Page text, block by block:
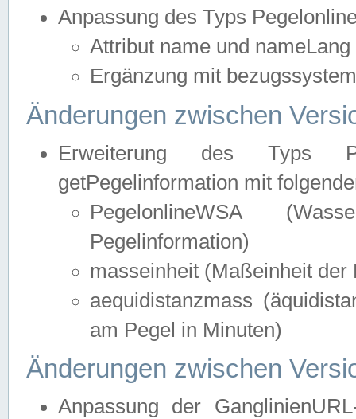
Anpassung des Typs
Attribut name und
Ergänzung mit
Änderungen zwischen
Erweiterung des Typs
getPegelinformation mit
PegelonlineWSA
Pegelinformation)
masseinheit (Maßeinheit der
aequidistanzmass
am Pegel in Minuten)
Änderungen zwischen
Anpassung der